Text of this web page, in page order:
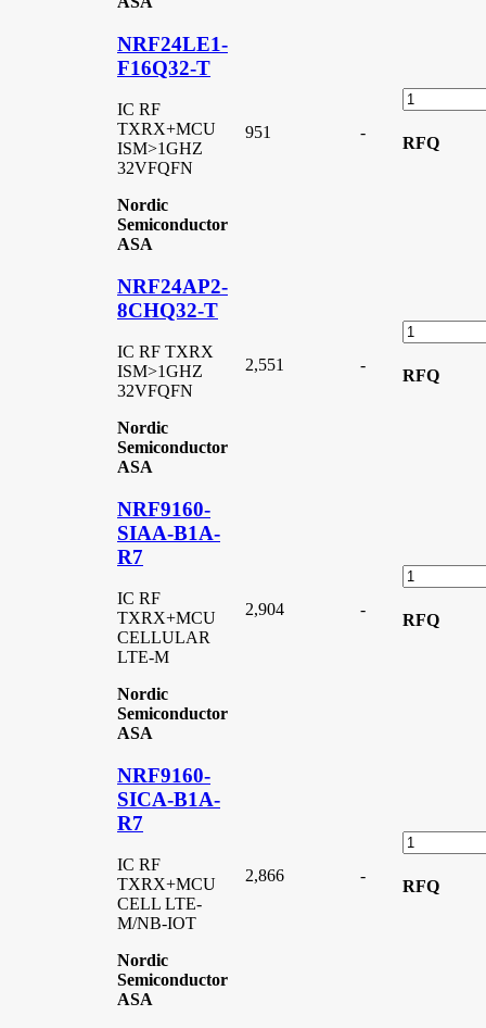
NRF24LE1-
F16Q32-T
IC RF
TXRX+MCU
ISM>1GHZ
32VFQFN
Nordic
Semiconductor
ASA
951 -
RFQ
NRF24AP2-
8CHQ32-T
IC RF TXRX
ISM>1GHZ
32VFQFN
Nordic
Semiconductor
ASA
2,551 -
RFQ
NRF9160-
SIAA-B1A-
R7
IC RF
TXRX+MCU
CELLULAR
LTE-M
Nordic
Semiconductor
ASA
2,904 -
RFQ
NRF9160-
SICA-B1A-
R7
IC RF
TXRX+MCU
CELL LTE-
M/NB-IOT
Nordic
Semiconductor
ASA
2,866 -
RFQ